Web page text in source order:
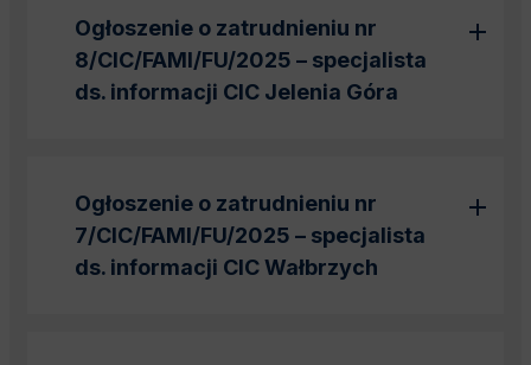
Ogłoszenie o zatrudnieniu nr
8/CIC/FAMI/FU/2025 – specjalista
ds. informacji CIC Jelenia Góra
Ogłoszenie o zatrudnieniu nr
7/CIC/FAMI/FU/2025 – specjalista
ds. informacji CIC Wałbrzych